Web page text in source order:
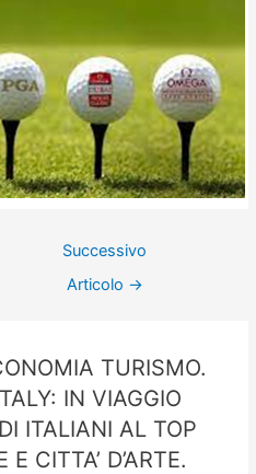
Successivo
Articolo →
TURISMO.
IN VIAGGIO
ITALIANI AL TOP
CITTA’ D’ARTE.